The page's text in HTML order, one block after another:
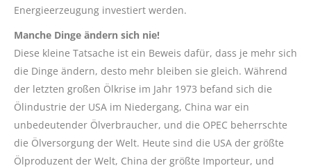
Energieerzeugung investiert werden.
Manche Dinge ändern sich nie!
Diese kleine Tatsache ist ein Beweis dafür, dass je mehr sich
die Dinge ändern, desto mehr bleiben sie gleich. Während
der letzten großen Ölkrise im Jahr 1973 befand sich die
Ölindustrie der USA im Niedergang, China war ein
unbedeutender Ölverbraucher, und die OPEC beherrschte
die Ölversorgung der Welt. Heute sind die USA der größte
Ölproduzent der Welt, China der größte Importeur, und